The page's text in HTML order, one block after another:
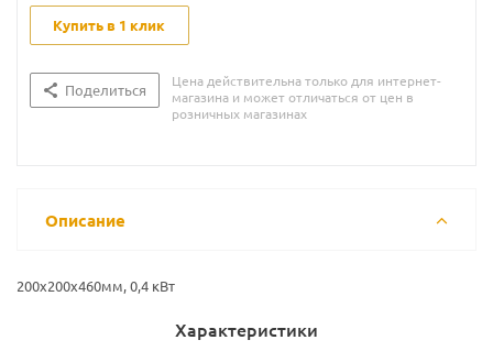
Купить в 1 клик
Поделиться
Цена действительна только для интернет-
магазина и может отличаться от цен в
розничных магазинах
Описание
200х200х460мм, 0,4 кВт
Характеристики